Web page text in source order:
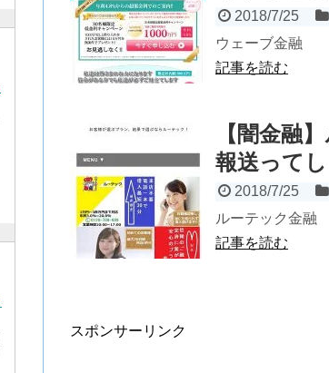
2018/7/25
ウェーブ金融
記事を読む
【闇金融
報送って
2018/7/25
ルーテック金融
記事を読む
スポンサーリンク